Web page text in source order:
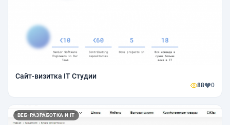
Сайт-визитка IT Студии
88 0
ВЕБ-РАЗРАБОТКА И IT